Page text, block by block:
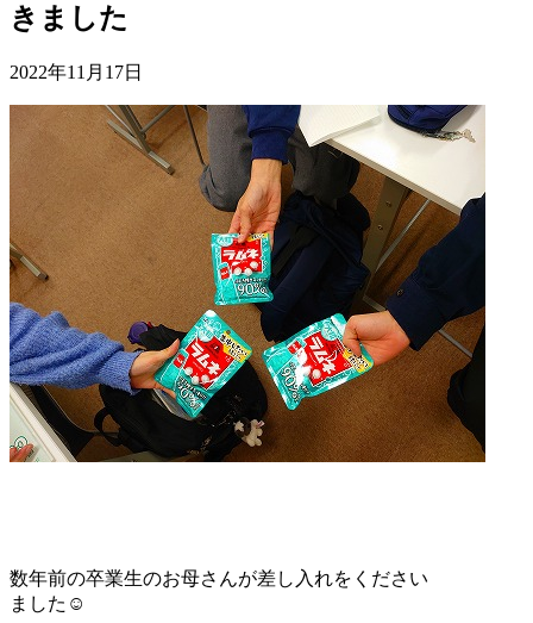
きました
2022年11月17日
数年前の卒業生のお母さんが差し入れをください
ました☺